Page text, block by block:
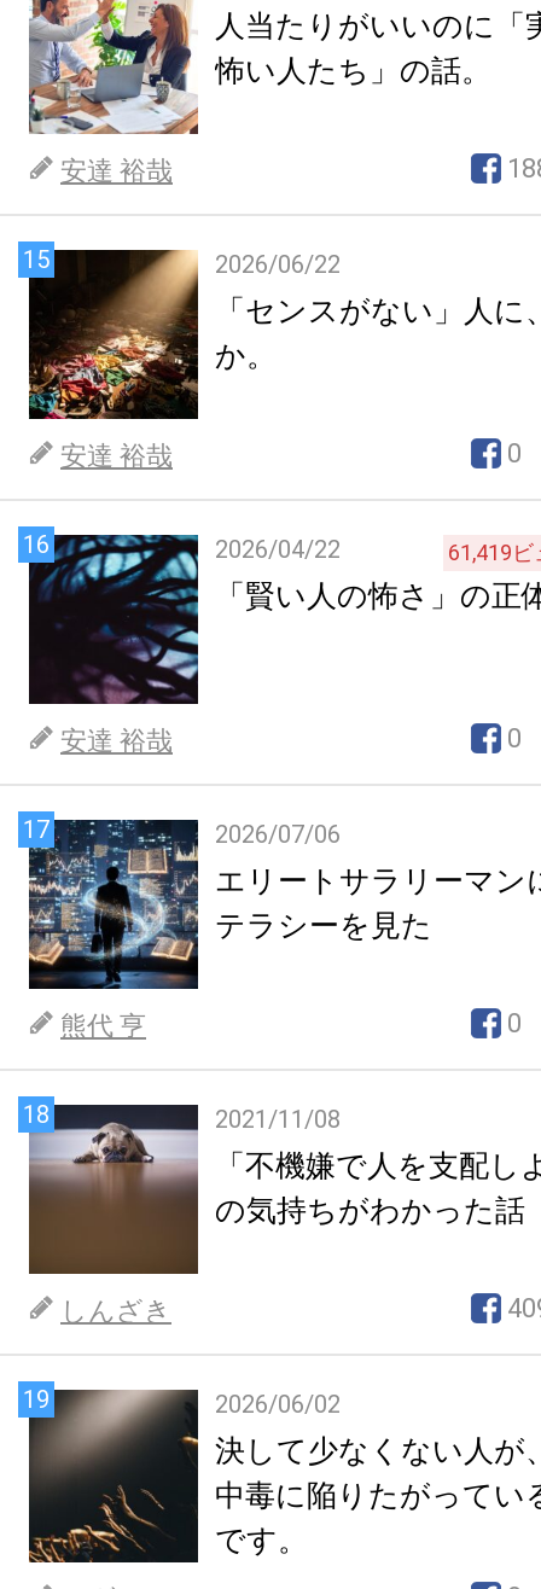
人当たりがいいのに「
怖い人たち」の話。
安達 裕哉
15 2026/06/22
「センスがない」人
か。
安達 裕哉 0
16 2026/04/22 61,419ビ
「賢い人の怖さ」の正
安達 裕哉 0
17 2026/07/06
エリートサラリーマン
テラシーを見た
熊代 亨 0
18 2021/11/08
「不機嫌で人を支配し
の気持ちがわかった話
しんざき
19 2026/06/02
決して少なくない人が
中毒に陥りたがってい
です。